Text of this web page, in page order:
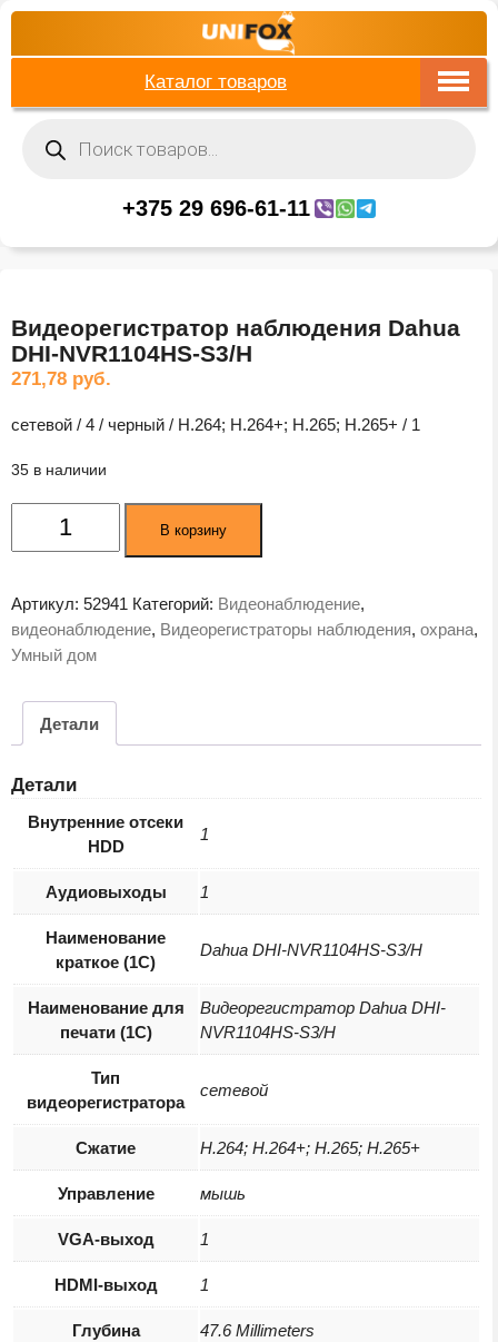
Каталог товаров
товаров
+375 29 696-61-11
Видеорегистратор наблюдения Dahua
DHI-NVR1104HS-S3/H
271,78 руб.
сетевой / 4 / черный / H.264; H.264+; H.265; H.265+ / 1
35 в наличии
Количество
товара
Dahua
DHI-
NVR1104HS-
В корзину
Артикул: 52941 Категорий: Видеонаблюдение,
видеонаблюдение, Видеорегистраторы наблюдения, охрана,
Умный дом
Детали
Детали
Внутренние отсеки
HDD
1
Аудиовыходы 1
Наименование
краткое (1C)
Dahua DHI-NVR1104HS-S3/H
Наименование для
печати (1С)
Видеорегистратор Dahua DHI-
NVR1104HS-S3/H
Тип
видеорегистратора
сетевой
Сжатие H.264; H.264+; H.265; H.265+
Управление мышь
VGA-выход 1
HDMI-выход 1
Глубина 47.6 Millimeters